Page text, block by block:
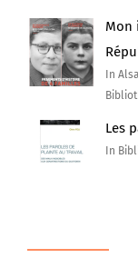
Mon
In
Les
In